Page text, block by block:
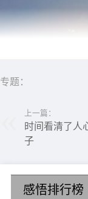
专题：
上一篇：
时间看清了人
子
感悟排行榜